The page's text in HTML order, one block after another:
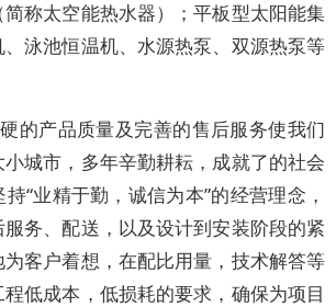
称太空能热水器）；平板型太阳能集
泳池恒温机、水源热泵、双源热泵等
的产品质量及完善的售后服务使我们
城市，多年辛勤耕耘，成就了的社会
“业精于勤，诚信为本”的经营理念，
务、配送，以及设计到安装阶段的紧
客户着想，在配比用量，技术解答等
低成本，低损耗的要求，确保为项目